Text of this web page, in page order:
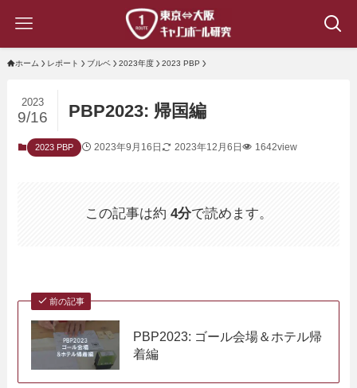
ホーム レポート ブルベ 2023年度 2023 PBP
PBP2023: 帰国編
2023
9/16
2023 PBP 2023年9月16日 2023年12月6日 1642view
この記事は約 4分で読めます。
前の記事
PBP2023: ゴール会場＆ホテル帰
着編